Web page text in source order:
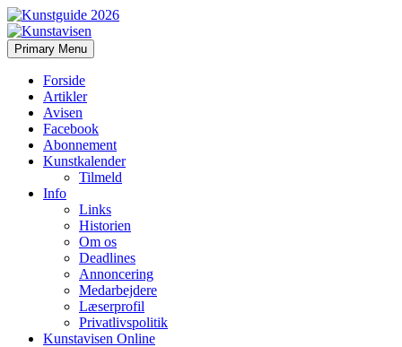
Kunstavisen
Search
Primary Menu Skip
to
Forside
Artikler
Avisen
Facebook
Abonnement
Kunstkalender
Tilmeld
Info
Links
Historien
Om os
Deadlines
Annoncering
Medarbejdere
Læserprofil
Privatlivspolitik
Kunstavisen Online